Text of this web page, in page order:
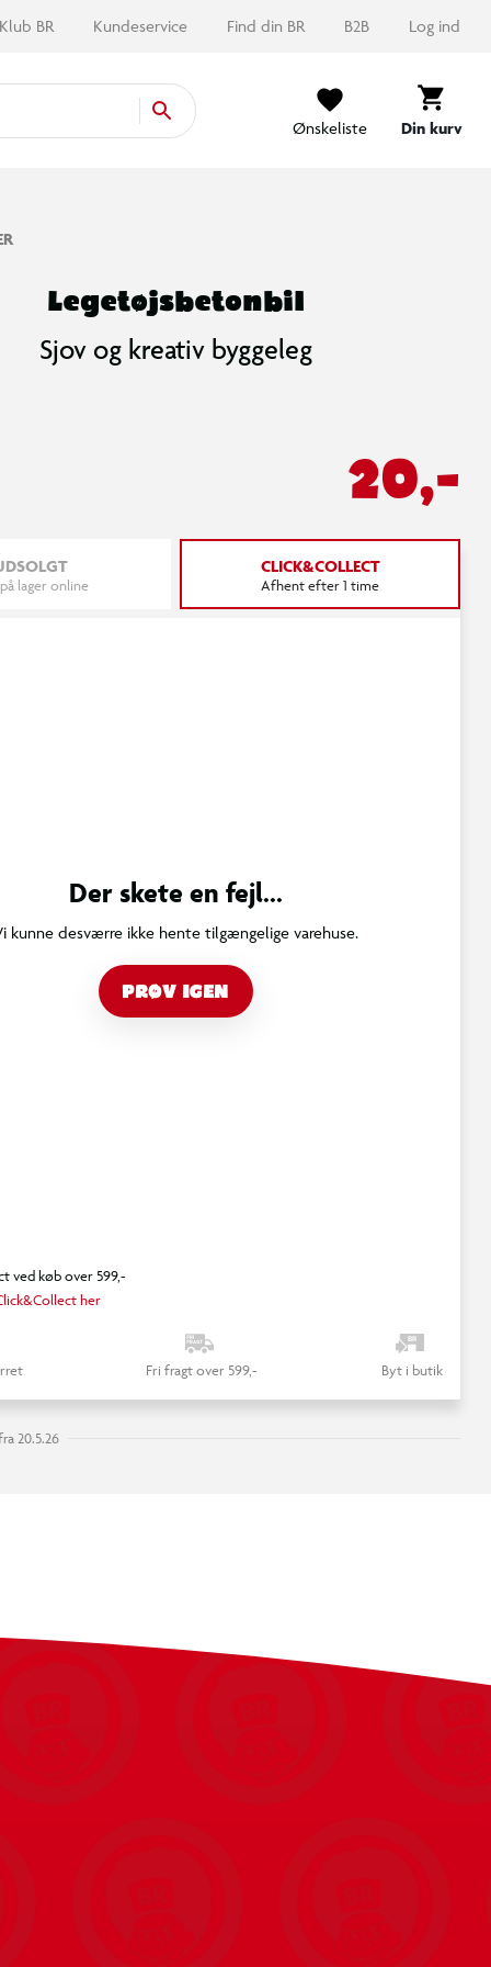
Klub BR Kundeservice Find din BR B2B Log ind
Ønskeliste Din kurv
Legetøjsbetonbil
Sjov og kreativ byggeleg
20,-
lager online
CLICK&COLLECT
Afhent efter 1 time
Der skete en fejl...
kunne desværre ikke hente tilgængelige varehuse.
PRØV IGEN
ved køb over 599,-
her
Fri fragt over 599,- Byt i butik
20.5.26